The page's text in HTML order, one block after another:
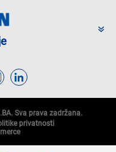
Sva prava zadržana.
privatnosti